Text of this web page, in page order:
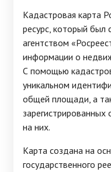
Кадастровая карта
ресурс, который был
агентством
информации о
С помощью
уникальном
общей площади, а
на них.
Карта создана на
государственного